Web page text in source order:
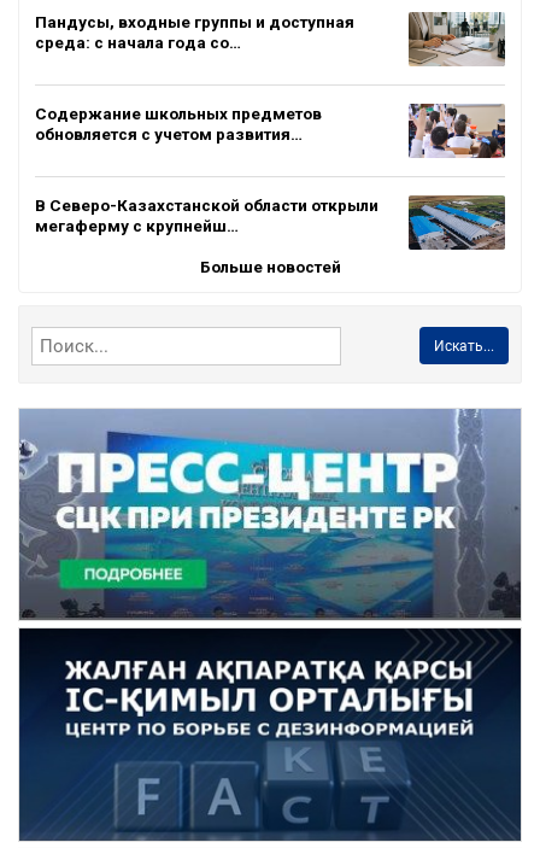
Пандусы, входные группы и доступная
среда: с начала года со…
Содержание школьных предметов
обновляется с учетом развития…
В Северо-Казахстанской области открыли
мегаферму с крупнейш…
Больше новостей
Искать...